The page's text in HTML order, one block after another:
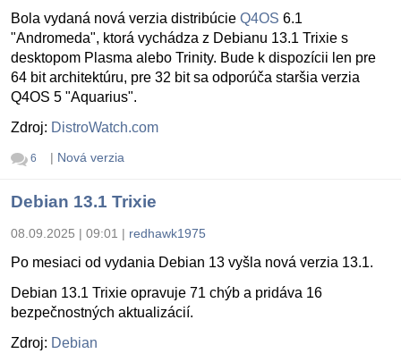
Bola vydaná nová verzia distribúcie Q4OS 6.1
"Andromeda", ktorá vychádza z Debianu 13.1 Trixie s
desktopom Plasma alebo Trinity. Bude k dispozícii len pre
64 bit architektúru, pre 32 bit sa odporúča staršia verzia
Q4OS 5 "Aquarius".
Zdroj: DistroWatch.com
6 | Nová verzia
Debian 13.1 Trixie
08.09.2025 | 09:01 | redhawk1975
Po mesiaci od vydania Debian 13 vyšla nová verzia 13.1.
Debian 13.1 Trixie opravuje 71 chýb a pridáva 16
bezpečnostných aktualizácií.
Zdroj: Debian